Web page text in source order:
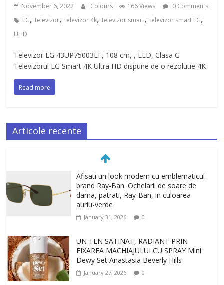
November 6, 2022 Colours 166 Views
0 Comments
LG,televizor,televizor 4k,televizor smart,televizor smart LG,
UHD
Televizor LG 43UP75003LF, 108 cm, , LED, Clasa G
Televizorul LG Smart 4K Ultra HD dispune de o rezolutie 4K
Read more
Articole recente
Afisati un look modern cu emblematicul
brand Ray-Ban. Ochelarii de soare de
dama, patrati, Ray-Ban, in culoarea
auriu-verde
January 31, 2026 0
UN TEN SATINAT, RADIANT PRIN
FIXAREA MACHIAJULUI CU SPRAY Mini
Dewy Set Anastasia Beverly Hills
January 27, 2026 0